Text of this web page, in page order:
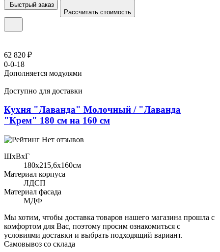
Быстрый заказ
Рассчитать стоимость
62 820 ₽
0-0-18
Дополняется модулями
Доступно для доставки
Кухня "Лаванда" Молочный / "Лаванда
"Крем" 180 см на 160 см
Нет отзывов
ШхВхГ
180x215,6х160см
Материал корпуса
ЛДСП
Материал фасада
МДФ
Мы хотим, чтобы доставка товаров нашего магазина прошла с
комфортом для Вас, поэтому просим ознакомиться с
условиями доставки и выбрать подходящий вариант.
Самовывоз со склада